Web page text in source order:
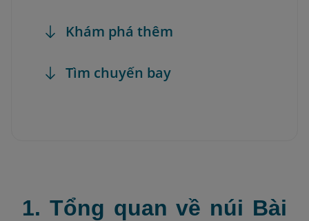
Khám phá thêm
Tìm chuyến bay
1. Tổng quan về núi Bài